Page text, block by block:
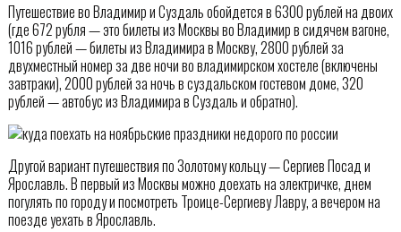
Путешествие во Владимир и Суздаль обойдется в 6300 рублей на двоих
(где 672 рубля — это билеты из Москвы во Владимир в сидячем вагоне,
1016 рублей — билеты из Владимира в Москву, 2800 рублей за
двухместный номер за две ночи во владимирском хостеле (включены
завтраки), 2000 рублей за ночь в суздальском гостевом доме, 320
рублей — автобус из Владимира в Суздаль и обратно).
Другой вариант путешествия по Золотому кольцу — Сергиев Посад и
Ярославль. В первый из Москвы можно доехать на электричке, днем
погулять по городу и посмотреть Троице-Сергиеву Лавру, а вечером на
поезде уехать в Ярославль.